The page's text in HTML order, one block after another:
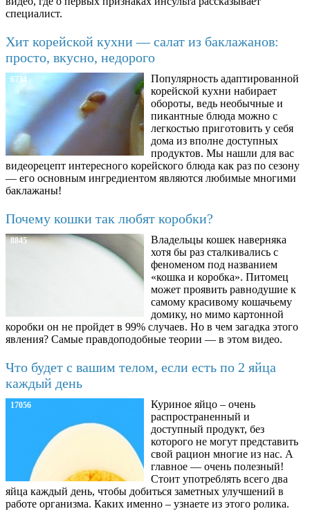
специалист.
Хит корейской кухни — салат из баклажанов:
просто, вкусно, недорого
6734
Популярность адаптированной
корейской кухни набирает
обороты, ведь необычные и
пикантные блюда можно с
легкостью приготовить у себя
дома из вполне доступных
продуктов. Мы нашли для вас
видеорецепт интересного корейского блюда как раз по сезону
— его основным ингредиентом являются любимые многими
баклажаны!
Почему кошки так любят коробки?
8845
Владельцы кошек наверняка
хотя бы раз сталкивались с
феноменом под названием
«кошка и коробка». Питомец
может проявить равнодушие к
самому красивому кошачьему
домику, но мимо картонной
коробки он не пройдет в 99% случаев. Но в чем загадка этого
явления? Самые правдоподобные теории — в этом видео.
Что будет с вашим телом, если есть по 2 яйца
каждый день
17056
Куриное яйцо – очень
распространенный и
доступный продукт, без
которого не могут представить
свой рацион многие из нас. А
главное — очень полезный!
Стоит употреблять всего два
яйца каждый день, чтобы добиться заметных улучшений в
работе организма. Каких именно – узнаете из этого ролика.